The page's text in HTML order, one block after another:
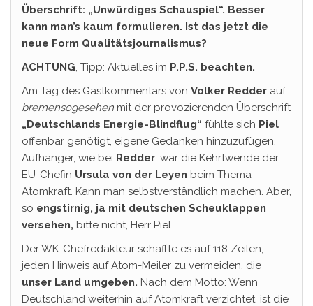
Überschrift: „Unwürdiges Schauspiel“. Besser
kann man’s kaum formulieren. Ist das jetzt die
neue Form Qualitätsjournalismus?
ACHTUNG, Tipp: Aktuelles im P.P.S. beachten.
Am Tag des Gastkommentars von Volker Redder auf
bremensogesehen mit der provozierenden Überschrift
„Deutschlands Energie-Blindflug“ fühlte sich Piel
offenbar genötigt, eigene Gedanken hinzuzufügen.
Aufhänger, wie bei Redder, war die Kehrtwende der
EU-Chefin Ursula von der Leyen beim Thema
Atomkraft. Kann man selbstverständlich machen. Aber,
so engstirnig, ja mit deutschen Scheuklappen
versehen, bitte nicht, Herr Piel.
Der WK-Chefredakteur schaffte es auf 118 Zeilen,
jeden Hinweis auf Atom-Meiler zu vermeiden, die
unser Land umgeben. Nach dem Motto: Wenn
Deutschland weiterhin auf Atomkraft verzichtet, ist die